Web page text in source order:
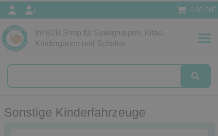
0.00 CHF
Ihr B2B Shop für Spielgruppen, Kitas,
Kindergärten und Schulen
Papeterie
Sonstige Kinderfahrzeuge